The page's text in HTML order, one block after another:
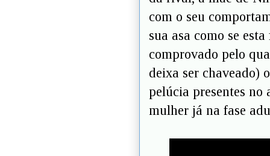
com o seu
sua asa como se
comprovado pelo
deixa ser chaveado)
pelúcia presentes
mulher já na fase